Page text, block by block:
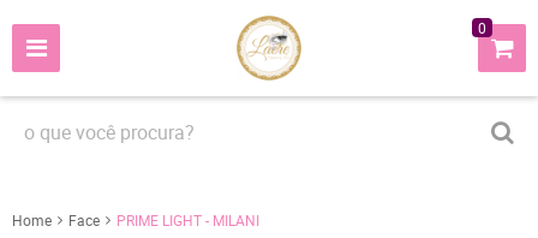
0
Home Face PRIME LIGHT - MILANI